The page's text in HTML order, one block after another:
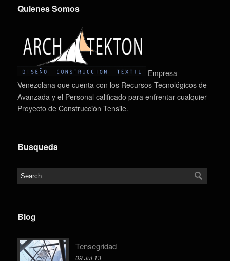
Quienes Somos
Empresa
Venezolana que cuenta con los Recursos Tecnológicos de
Avanzada y el Personal calificado para enfrentar cualquier
Proyecto de Construcción Tensile.
Busqueda
Blog
Tensegridad
09 Jul 13